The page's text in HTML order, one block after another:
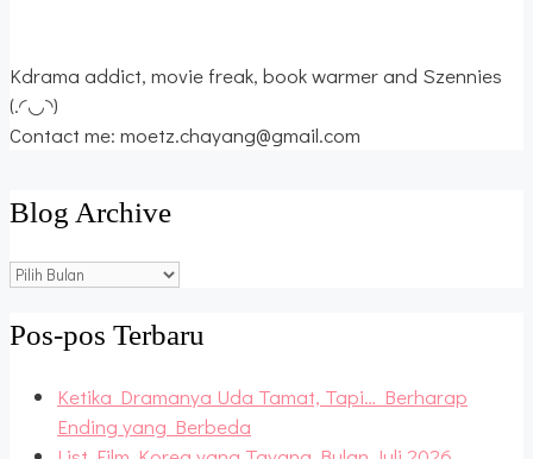
Kdrama addict, movie freak, book warmer and Szennies
(.◜◡◝)
Contact me: moetz.chayang@gmail.com
Blog Archive
Blog
Pos-pos Terbaru
Ketika Dramanya Uda Tamat, Tapi… Berharap
Ending yang Berbeda